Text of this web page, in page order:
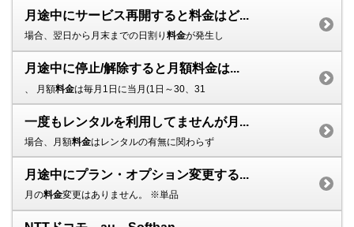
月途中にサービス再開すると料金はど...
場合、翌日から月末までの日割り 料金が発生し
月途中に停止/解除すると月額料金は...
、 月額料金は毎月1日に当月(1日～30、31
一度もレンタルを利用してませんが月...
場合、月額料金はレンタルの有無に関わらず
月途中にプラン・オプション変更する...
月の料金変更はありません。 ※単品